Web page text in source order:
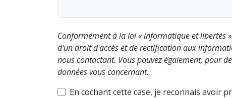
Conformément à la loi « informatique et libertés
d'un droit d'accès et de rectification aux
nous contactant. Vous pouvez également, pour
données vous concernant.
En cochant cette case, je reconnais avoir